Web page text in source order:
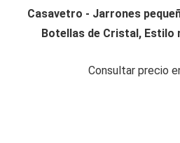
Casavetro - Jarrones
Botellas de Cristal, Estilo
Consultar precio